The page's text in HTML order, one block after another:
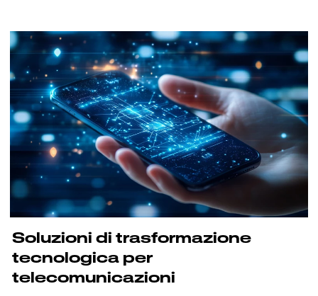
Soluzioni di trasformazione
tecnologica per
telecomunicazioni